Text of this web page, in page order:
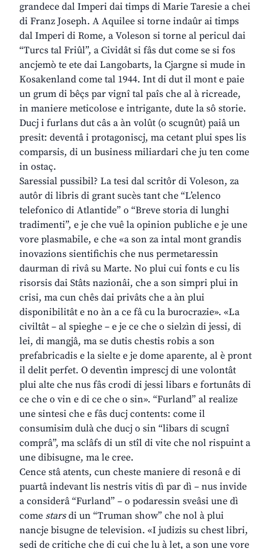
grandece dal Imperi dai timps di Marie Taresie a chei
di Franz Joseph. A Aquilee si torne indaûr ai timps
dal Imperi di Rome, a Voleson si torne al pericul dai
“Turcs tal Friûl”, a Cividât si fâs dut come se si fos
ancjemò te ete dai Langobarts, la Cjargne si mude in
Kosakenland come tal 1944. Int di dut il mont e paie
un grum di bêçs par vignî tal paîs che al à ricreade,
in maniere meticolose e intrigante, dute la sô storie.
Ducj i furlans dut câs a àn volût (o scugnût) paiâ un
presit: deventâ i protagoniscj, ma cetant plui spes lis
comparsis, di un business miliardari che ju ten come
in ostaç.
Saressial pussibil? La tesi dal scritôr di Voleson, za
autôr di libris di grant sucès tant che “L’elenco
telefonico di Atlantide” o “Breve storia di lunghi
tradimenti”, e je che vuê la opinion publiche e je une
vore plasmabile, e che «a son za intal mont grandis
inovazions sientifichis che nus permetaressin
daurman di rivâ su Marte. No plui cui fonts e cu lis
risorsis dai Stâts nazionâi, che a son simpri plui in
crisi, ma cun chês dai privâts che a àn plui
disponibilitât e no àn a ce fâ cu la burocrazie». «La
civiltât – al spieghe – e je ce che o sielzìn di jessi, di
lei, di mangjâ, ma se dutis chestis robis a son
prefabricadis e la sielte e je dome aparente, al è pront
il delit perfet. O deventìn imprescj di une volontât
plui alte che nus fâs crodi di jessi libars e fortunâts di
ce che o vin e di ce che o sin». “Furland” al realize
une sintesi che e fâs ducj contents: come il
consumisim dulà che ducj o sin “libars di scugnî
comprâ”, ma sclâfs di un stîl di vite che nol rispuint a
une dibisugne, ma le cree.
Cence stâ atents, cun cheste maniere di resonâ e di
puartâ indevant lis nestris vitis dì par dì – nus invide
a considerâ “Furland” – o podaressin sveâsi une dì
come starsdi un “Truman show” che nol à plui
nancje bisugne de television. «I judizis su chest libri,
sedi de critiche che di cui che lu à let, a son une vore